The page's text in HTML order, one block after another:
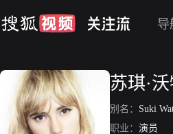
导
苏琪·
别名： Suki
职业： 演员